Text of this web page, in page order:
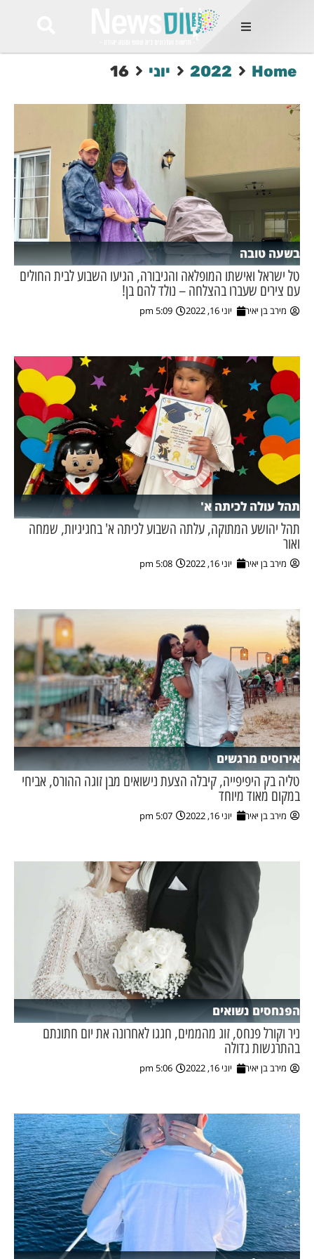
החמות
Et
mauris, wisi
feugiat
ultricies
Congue
luctus, quam
mi
השבוע
מקומית
עסקים
Home
2022 יוני 16
בשעה טובה
טל ישראל ואישתו המופלאה והגיבורה, הגיעו השבוע לבית החולים
עם צירים שעברו בהצלחה – נולד להם בן!
מירב בן יאיר יוני 16, 2022 5:09 pm
תהל עולה לכיתה א'
תהל יהושע המתוקה, עלתה השבוע לכיתה א' בחגיגיות, שמחה
ואור
מירב בן יאיר יוני 16, 2022 5:08 pm
אירוסים מרגשים
טליה בק היפיפייה, קיבלה הצעת נישואים מבן זוגה ההורס, אביחי
במקום מאוד מיוחד
מירב בן יאיר יוני 16, 2022 5:07 pm
הפנחסים נשואים
ניר וקורל פנחס, זוג מהממים, חגגו לאחרונה את יום חתונתם
בהתרגשות גדולה
מירב בן יאיר יוני 16, 2022 5:06 pm